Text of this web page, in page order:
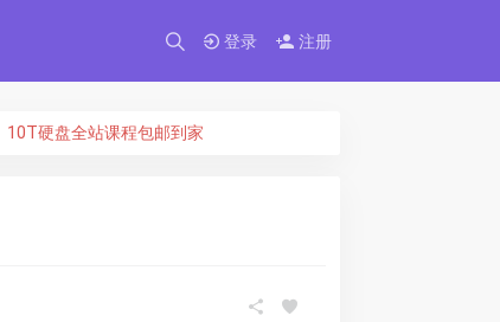
登录 注册
10T硬盘全站课程包邮到家